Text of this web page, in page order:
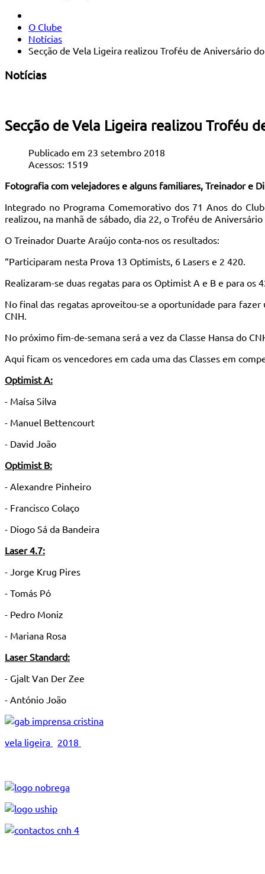
O Clube
Notícias
Secção de Vela Ligeira realizou Troféu de Aniversário
Notícias
Secção de Vela Ligeira realizou Troféu
Publicado em 23 setembro 2018
Acessos: 1519
Fotografia com velejadores e alguns familiares, Treinador e
Integrado no Programa Comemorativo dos 71 Anos do
realizou, na manhã de sábado, dia 22, o Troféu de Aniversário
O Treinador Duarte Araújo conta-nos os resultados:
“Participaram nesta Prova 13 Optimists, 6 Lasers e 2 420.
Realizaram-se duas regatas para os Optimist A e B e para os
No final das regatas aproveitou-se a oportunidade para
CNH.
No próximo fim-de-semana será a vez da Classe Hansa do
Aqui ficam os vencedores em cada uma das Classes em
Optimist A:
- Maísa Silva
- Manuel Bettencourt
- David João
Optimist B:
- Alexandre Pinheiro
- Francisco Colaço
- Diogo Sá da Bandeira
Laser 4.7:
- Jorge Krug Pires
- Tomás Pó
- Pedro Moniz
- Mariana Rosa
Laser Standard:
- Gjalt Van Der Zee
- António João
vela ligeira 2018